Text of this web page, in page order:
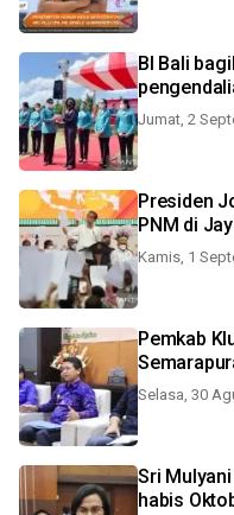
BI Bali
Jumat, 2
Presiden
PNM di
Kamis, 1
Pemkab
Selasa, 30
Sri
habis